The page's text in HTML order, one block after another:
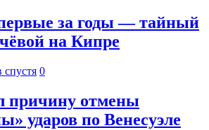
за годы — тайный
на Кипре
спустя 0
причину отмены
ударов по Венесуэле